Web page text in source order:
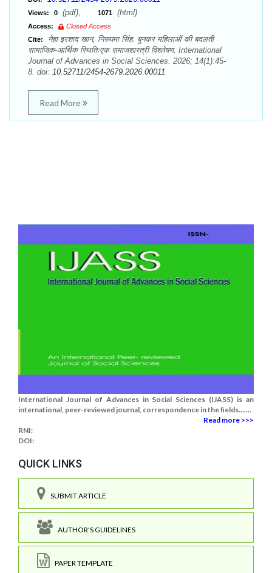
Views: 0 (pdf), 1071 (html)
Access:
Closed Access
Cite:
नेहा इरशाद खान, निरूपमा सिंह. बुनकर महिलाओं की बदलती
सामाजिक-आर्थिक स्थितिःएक समाजशास्त्री विश्लेषण. International
Journal of Advances in Social Sciences. 2026; 14(1):45-
8. doi: 10.52711/2454-2679.2026.00011
Read More
International Journal of Advances in Social Sciences (IJASS) is an
international, peer-reviewed journal, correspondence in the fields.......
Read more >>>
RNI:
DOI:
QUICK LINKS
SUBMIT ARTICLE
AUTHOR'S GUIDELINES
PAPER TEMPLATE